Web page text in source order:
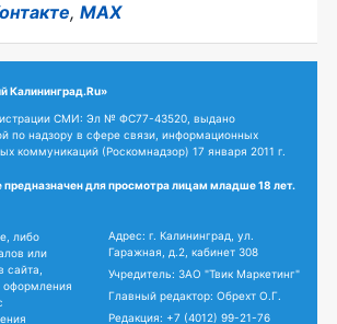
, MAX
Калининград.Ru»
СМИ: Эл № ФС77-43520, выдано
по надзору в сфере связи, информационных
коммуникаций (Роскомнадзор) 17 января 2011 г.
предназначен для просмотра лицам младше 18 лет.
либо
или
сайта,
оформления
Адрес: г. Калининград, ул.
Гаражная, д.2, кабинет 308
Учредитель: ЗАО "Твик Маркетинг"
Главный редактор: Обрехт О.Г.
Редакция: +7 (4012) 99-21-76